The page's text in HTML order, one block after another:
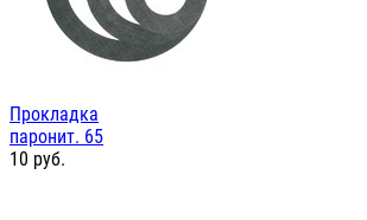
Прокладка
паронит. 65
10 руб.